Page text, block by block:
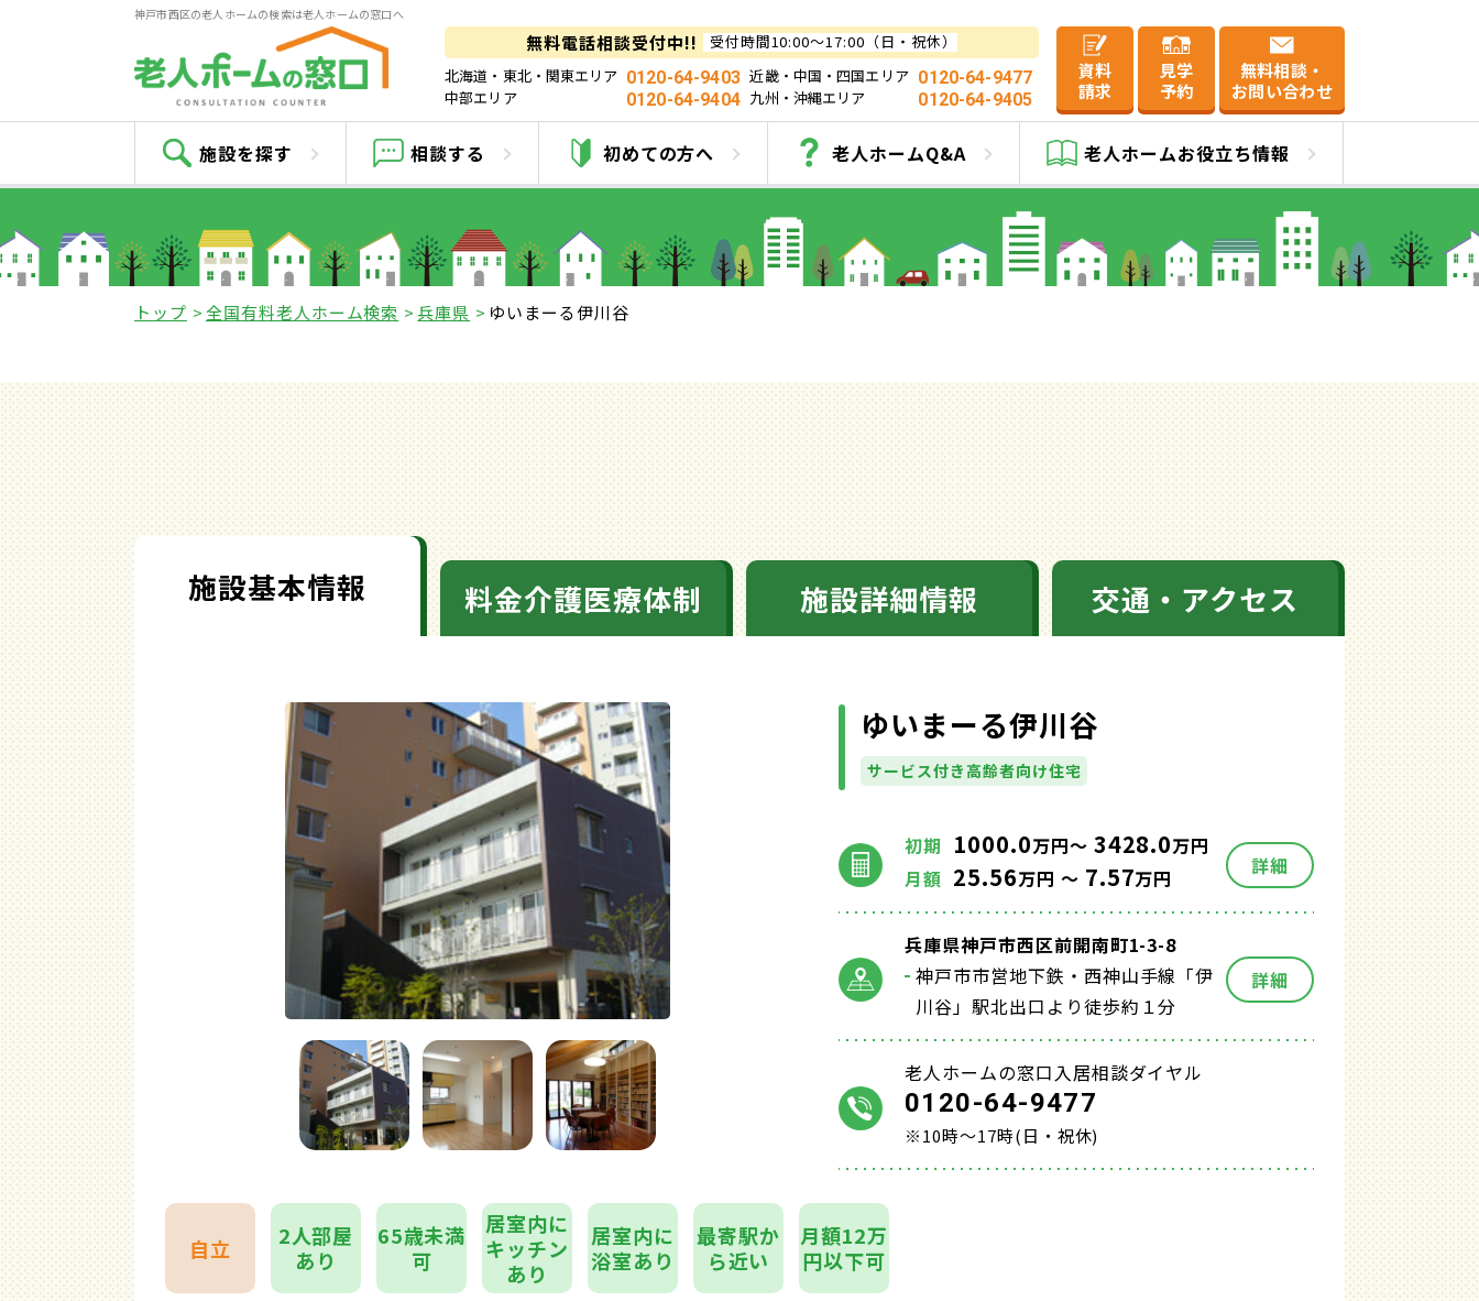
神戸市西区の老人ホームの検索は老人ホームの窓口へ
無料電話相談受付中!!
受付時間10:00～17:00（日・祝休）
北海道・東北・関東エリア 0120-64-9403 近畿・中国・四国エリア 0120-64-9477
中部エリア
0120-64-9404 九州・沖縄エリア 0120-64-9405
資料
請求
見学
予約
無料相談・
お問い合わせ
施設を探す 相談する 初めての方へ 老人ホームQ&A 老人ホームお役立ち情報
ゆいまーる伊川谷
トップ 全国有料老人ホーム検索 兵庫県 ゆいまーる伊川谷
施設基本情報 料金介護医療体制 施設詳細情報 交通・アクセス
ゆいまーる伊川谷
サービス付き高齢者向け住宅
初期 1000.0万円～ 3428.0万円
月額 25.56万円 ～ 7.57万円 詳細
兵庫県神戸市西区前開南町1-3-8
神戸市市営地下鉄・西神山手線「伊
川谷」駅北出口より徒歩約１分
詳細
老人ホームの窓口入居相談ダイヤル
0120-64-9477
※10時～17時(日・祝休)
自立
2人部屋
あり
65歳未満
可
居室内に
キッチン
あり
居室内に
浴室あり
最寄駅か
ら近い
月額12万
円以下可